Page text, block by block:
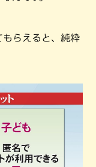
もらえると、純粋